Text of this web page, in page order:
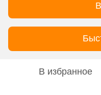
В избранное